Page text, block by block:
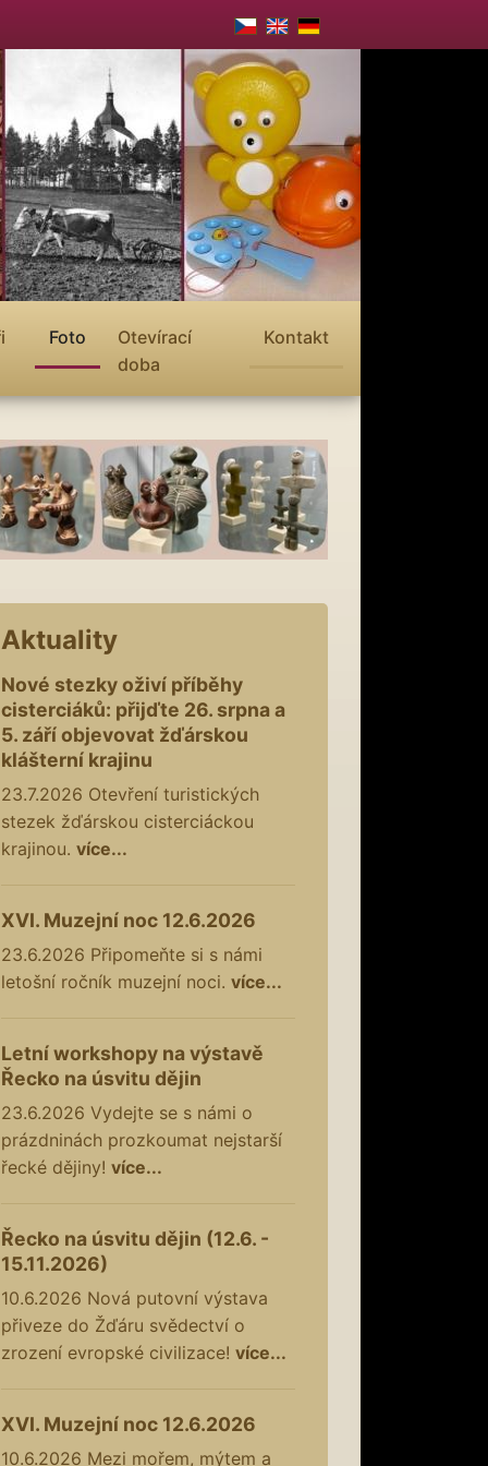
Foto
Otevírací
doba
Kontakt
Aktuality
Nové stezky oživí příběhy
cisterciáků: přijďte 26. srpna a
5. září objevovat žďárskou
klášterní krajinu
23.7.2026 Otevření turistických
stezek žďárskou cisterciáckou
krajinou. více...
XVI. Muzejní noc 12.6.2026
23.6.2026 Připomeňte si s námi
letošní ročník muzejní noci. více...
Letní workshopy na výstavě
Řecko na úsvitu dějin
23.6.2026 Vydejte se s námi o
prázdninách prozkoumat nejstarší
řecké dějiny! více...
Řecko na úsvitu dějin (12.6. -
15.11.2026)
10.6.2026 Nová putovní výstava
přiveze do Žďáru svědectví o
zrození evropské civilizace! více...
XVI. Muzejní noc 12.6.2026
10.6.2026 Mezi mořem, mýtem a